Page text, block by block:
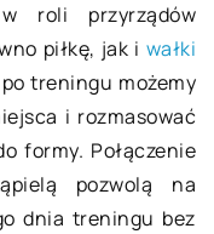
roli przyrządów
piłkę, jak i wałki
treningu możemy
i rozmasować
formy. Połączenie
pozwolą na
dnia treningu bez